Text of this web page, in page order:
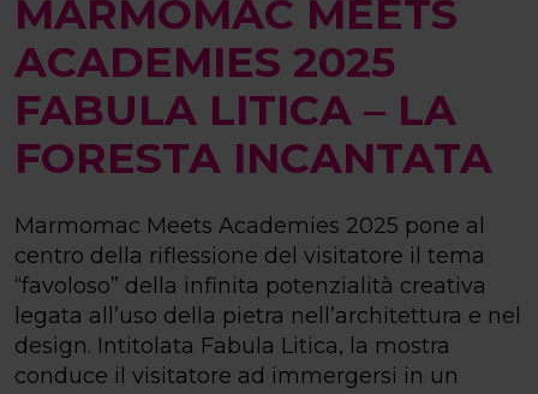
MARMOMAC MEETS
ACADEMIES 2025
FABULA LITICA – LA
FORESTA INCANTATA
Marmomac Meets Academies 2025 pone al
centro della riflessione del visitatore il tema
“favoloso” della infinita potenzialità creativa
legata all’uso della pietra nell’architettura e nel
design. Intitolata Fabula Litica, la mostra
conduce il visitatore ad immergersi in un